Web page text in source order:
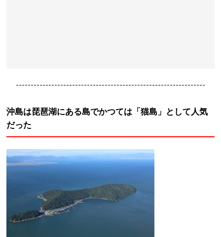
----------------------------------------------------------------
沖島は琵琶湖にある島でかつては「猫島」として人気
だった